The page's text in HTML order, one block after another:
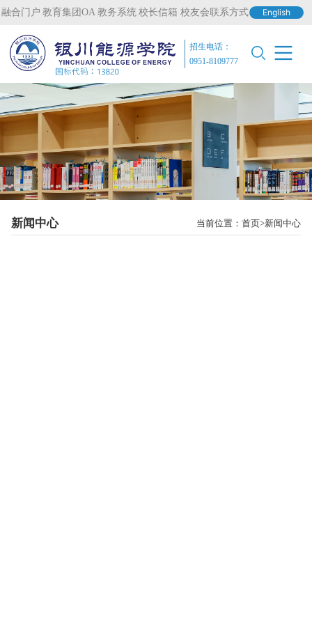
融合门户 教育集团OA 教务系统 校长信箱 校友会联系方式 English
招生电话：
0951-8109777
新闻中心 当前位置：首页 新闻中心